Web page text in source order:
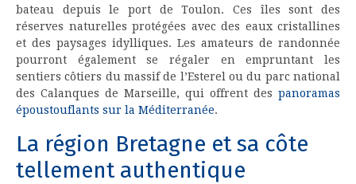
bateau depuis le port de Toulon. Ces îles sont des
réserves naturelles protégées avec des eaux cristallines
et des paysages idylliques. Les amateurs de randonnée
pourront également se régaler en empruntant les
sentiers côtiers du massif de l’Esterel ou du parc national
des Calanques de Marseille, qui offrent des panoramas
époustouflants sur la Méditerranée.
La région Bretagne et sa côte
tellement authentique